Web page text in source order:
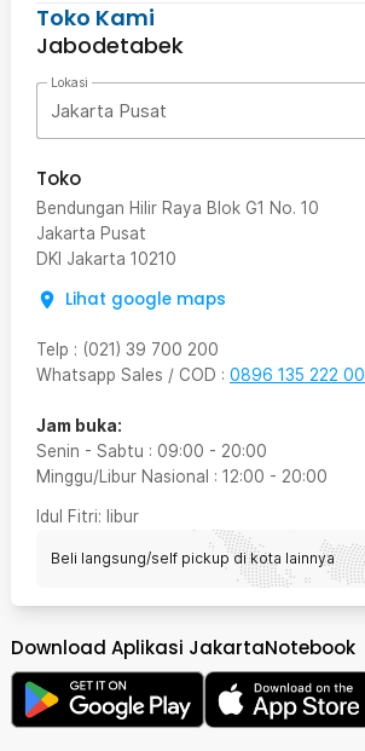
Toko Kami
Jabodetabek
Lokasi
Jakarta Pusat
Toko
Bendungan Hilir Raya Blok G1 No. 10
Jakarta Pusat
DKI Jakarta 10210
Lihat google maps
Telp : (021) 39 700 200
Whatsapp Sales / COD : 0896 135 222 00
Jam buka:
Senin - Sabtu : 09:00 - 20:00
Minggu/Libur Nasional : 12:00 - 20:00
Idul Fitri: libur
Beli langsung/self pickup di kota lainnya
Download Aplikasi JakartaNotebook